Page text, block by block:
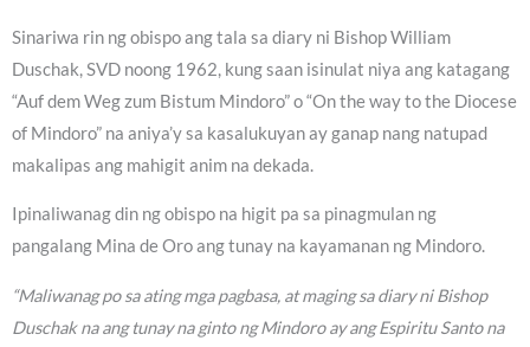
Sinariwa rin ng obispo ang tala sa diary ni Bishop William
Duschak, SVD noong 1962, kung saan isinulat niya ang katagang
“Auf dem Weg zum Bistum Mindoro” o “On the way to the Diocese
of Mindoro” na aniya’y sa kasalukuyan ay ganap nang natupad
makalipas ang mahigit anim na dekada.
Ipinaliwanag din ng obispo na higit pa sa pinagmulan ng
pangalang Mina de Oro ang tunay na kayamanan ng Mindoro.
“Maliwanag po sa ating mga pagbasa, at maging sa diary ni Bishop
Duschak na ang tunay na ginto ng Mindoro ay ang Espiritu Santo na